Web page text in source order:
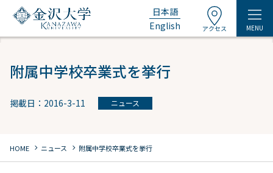
日本語
English
アクセス MENU
附属中学校卒業式を挙行
掲載日：2016-3-11 ニュース
HOME chevron_right ニュース chevron_right 附属中学校卒業式を挙行